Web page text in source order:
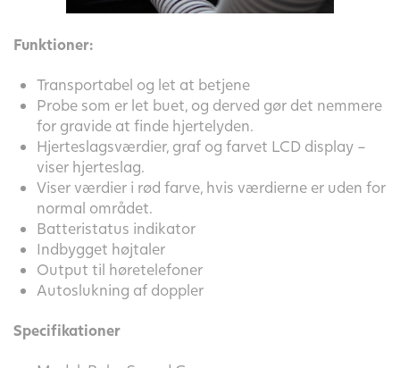
Funktioner:
Transportabel og let at betjene
Probe som er let buet, og derved gør det nemmere
for gravide at finde hjertelyden.
Hjerteslagsværdier, graf og farvet LCD display –
viser hjerteslag.
Viser værdier i rød farve, hvis værdierne er uden for
normal området.
Batteristatus indikator
Indbygget højtaler
Output til høretelefoner
Autoslukning af doppler
Specifikationer